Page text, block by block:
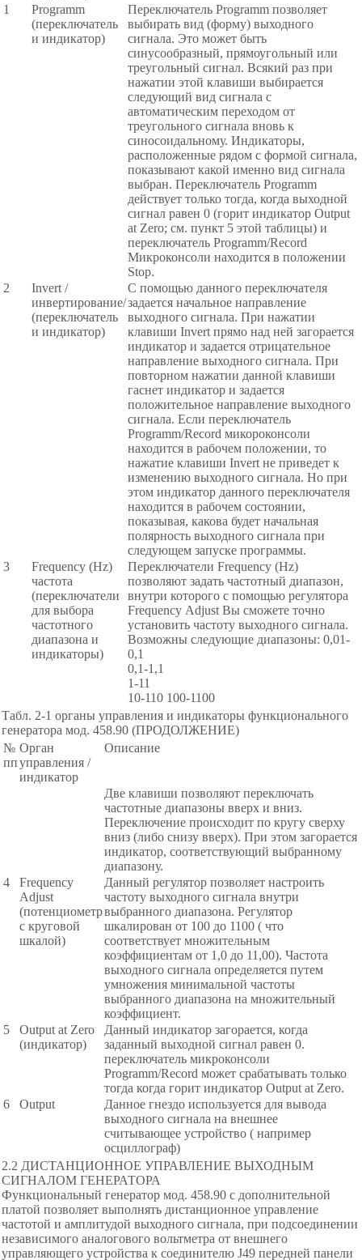
1
Programm
(переключатель
и индикатор)
Переключатель Programm позволяет
выбирать вид (форму) выходного
сигнала. Это может быть
синусообразный, прямоугольный или
треугольный сигнал. Всякий раз при
нажатии этой клавиши выбирается
следующий вид сигнала с
автоматическим переходом от
треугольного сигнала вновь к
синосоидальному. Индикаторы,
расположенные рядом с формой сигнала,
показывают какой именно вид сигнала
выбран. Переключатель Programm
действует только тогда, когда выходной
сигнал равен 0 (горит индикатор Output
at Zero; см. пункт 5 этой таблицы) и
переключатель Programm/Record
Микроконсоли находится в положении
Stop.
2
Invert /
инвертирование/
(переключатель
и индикатор)
С помощью данного переключателя
задается начальное направление
выходного сигнала. При нажатии
клавиши Invert прямо над ней загорается
индикатор и задается отрицательное
направление выходного сигнала. При
повторном нажатии данной клавиши
гаснет индикатор и задается
положительное направление выходного
сигнала. Если переключатель
Programm/Record микороконсоли
находится в рабочем положении, то
нажатие клавиши Invert не приведет к
изменению выходного сигнала. Но при
этом индикатор данного переключателя
находится в рабочем состоянии,
показывая, какова будет начальная
полярность выходного сигнала при
следующем запуске программы.
3
Frequencу (Hz)
частота
(переключатели
для выбора
частотного
диапазона и
индикаторы)
Переключатели Frequencу (Hz)
позволяют задать частотный диапазон,
внутри которого с помощью регулятора
Frequencу Adjust Вы сможете точно
установить частоту выходного сигнала.
Возможны следующие диапазоны: 0,01-
0,1
0,1-1,1
1-11
10-110 100-1100
Табл. 2-1 органы управления и индикаторы функционального
генератора мод. 458.90 (ПРОДОЛЖЕНИЕ)
№
пп
Орган
управления /
индикатор
Описание
Две клавиши позволяют переключать
частотные диапазоны вверх и вниз.
Переключение происходит по кругу сверху
вниз (либо снизу вверх). При этом загорается
индикатор, соответствующий выбранному
диапазону.
4
Frequencу
Adjust
(потенциометр
с круговой
шкалой)
Данный регулятор позволяет настроить
частоту выходного сигнала внутри
выбранного диапазона. Регулятор
шкалирован от 100 до 1100 ( что
соответствует множительным
коэффициентам от 1,0 до 11,00). Частота
выходного сигнала определяется путем
умножения минимальной частоты
выбранного диапазона на множительный
коэффициент.
5
Output at Zero
(индикатор)
Данный индикатор загорается, когда
заданный выходной сигнал равен 0.
переключатель микроконсоли
Programm/Record может срабатывать только
тогда когда горит индикатор Output at Zero.
6
Output
Данное гнездо используется для вывода
выходного сигнала на внешнее
считывающее устройство ( например
осциллограф)
2.2 ДИСТАНЦИОННОЕ УПРАВЛЕНИЕ ВЫХОДНЫМ
СИГНАЛОМ ГЕНЕРАТОРА
Функциональный генератор мод. 458.90 с дополнительной
платой позволяет выполнять дистанционное управление
частотой и амплитудой выходного сигнала, при подсоединении
независимого аналогового вольтметра от внешнего
управляющего устройства к соединителю J49 передней панели